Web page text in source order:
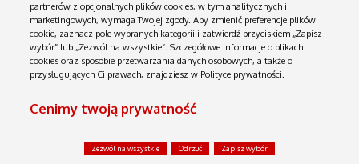
Serwer niniejszy NIE JEST W ŻADEN SPOSÓB połączony z siecią wewnętrzną. Zawiera tylko dane udostępniane przez
Komenda Powiatowa Policji w Otwocku.
partnerów z opcjonalnych plików cookies, w tym analitycznych i
marketingowych, wymaga Twojej zgody. Aby zmienić preferencje plików
cookie, zaznacz pole wybranych kategorii i zatwierdź przyciskiem „Zapisz
wybór” lub „Zezwól na wszystkie”. Szczegółowe informacje o plikach
cookies oraz sposobie przetwarzania danych osobowych, a także o
przysługujących Ci prawach, znajdziesz w Polityce prywatności.
Cenimy twoją prywatność